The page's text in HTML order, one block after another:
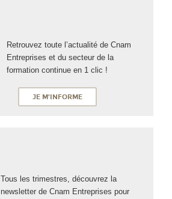
Retrouvez toute l’actualité de Cnam
Entreprises et du secteur de la
formation continue en 1 clic !
JE M'INFORME
Tous les trimestres, découvrez la
newsletter de Cnam Entreprises pour